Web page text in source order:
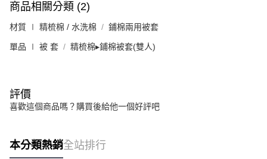
商品相關分類 (2)
材質 ∣ 精梳棉 / 水洗棉 鋪棉兩用被套
單品 ∣ 被 套 精梳棉▸鋪棉被套(雙人)
評價
喜歡這個商品嗎？購買後給他一個好評吧
本分類熱銷全站排行